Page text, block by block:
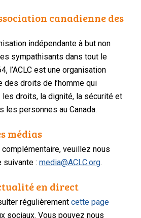
canadienne des
indépendante à but non
sympathisants dans tout le
l’ACLC est une organisation
des droits de l’homme qui
les droits, la dignité, la sécurité et
les personnes au Canada.
médias
complémentaire, veuillez nous
suivante :media@ACLC.org.
en direct
régulièrementcette page
sociaux. Vous pouvez nous